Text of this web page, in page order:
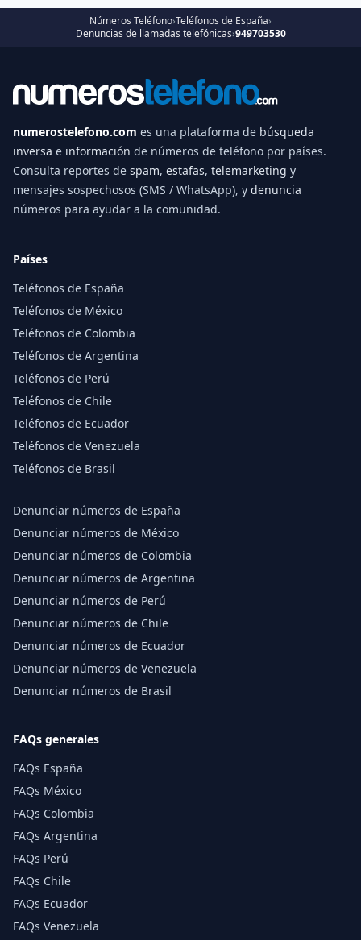
Números Teléfono›Teléfonos de España›
Denuncias de llamadas telefónicas›949703530
numerostelefono.com es una plataforma de búsqueda
inversa e información de números de teléfono por países.
Consulta reportes de spam, estafas, telemarketing y
mensajes sospechosos (SMS / WhatsApp), y denuncia
números para ayudar a la comunidad.
Países
Teléfonos de España
Teléfonos de México
Teléfonos de Colombia
Teléfonos de Argentina
Teléfonos de Perú
Teléfonos de Chile
Teléfonos de Ecuador
Teléfonos de Venezuela
Teléfonos de Brasil
Denunciar números de España
Denunciar números de México
Denunciar números de Colombia
Denunciar números de Argentina
Denunciar números de Perú
Denunciar números de Chile
Denunciar números de Ecuador
Denunciar números de Venezuela
Denunciar números de Brasil
FAQs generales
FAQs España
FAQs México
FAQs Colombia
FAQs Argentina
FAQs Perú
FAQs Chile
FAQs Ecuador
FAQs Venezuela